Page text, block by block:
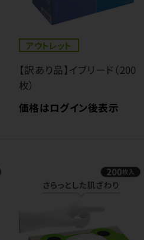
アウトレット
【訳あり品】イブリード（200
枚）
価格はログイン後表示